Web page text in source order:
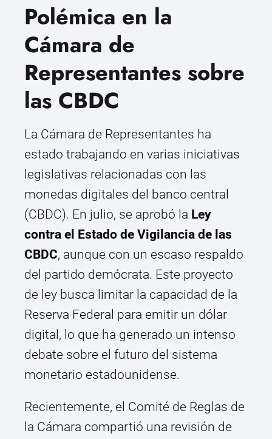
Polémica en la
Cámara de
Representantes sobre
las CBDC
La Cámara de Representantes ha
estado trabajando en varias iniciativas
legislativas relacionadas con las
monedas digitales del banco central
(CBDC). En julio, se aprobó la Ley
contra el Estado de Vigilancia de las
CBDC, aunque con un escaso respaldo
del partido demócrata. Este proyecto
de ley busca limitar la capacidad de la
Reserva Federal para emitir un dólar
digital, lo que ha generado un intenso
debate sobre el futuro del sistema
monetario estadounidense.
Recientemente, el Comité de Reglas de
la Cámara compartió una revisión de